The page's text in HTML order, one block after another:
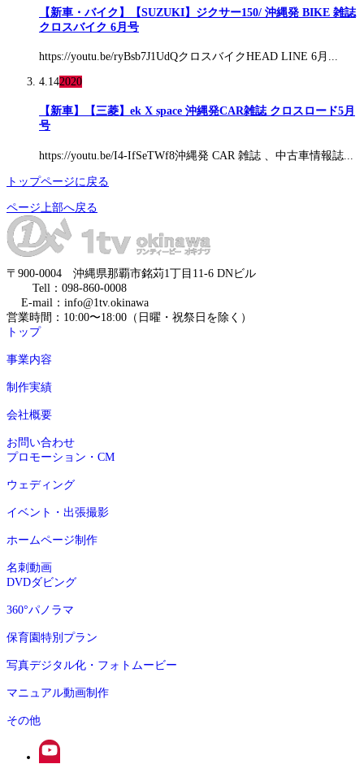
【新車・バイク】【SUZUKI】ジクサー150/ 沖縄発 BIKE 雑誌
クロスバイク 6月号
https://youtu.be/ryBsb7J1UdQクロスバイクHEAD LINE 6月...
4.142020
【新車】【三菱】ek X space 沖縄発CAR雑誌 クロスロード5月
号
https://youtu.be/I4-IfSeTWf8沖縄発 CAR 雑誌 、中古車情報誌...
トップページに戻る
ページ上部へ戻る
〒900-0004 沖縄県那覇市銘苅1丁目11-6 DNビル
Tell：098-860-0008
E-mail：info@1tv.okinawa
営業時間：10:00〜18:00（日曜・祝祭日を除く）
トップ
事業内容
制作実績
会社概要
お問い合わせ
プロモーション・CM
ウェディング
イベント・出張撮影
ホームページ制作
名刺動画
DVDダビング
360°パノラマ
保育園特別プラン
写真デジタル化・フォトムービー
マニュアル動画制作
その他